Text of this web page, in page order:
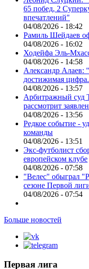
65 побед, 2
впечатлений"
04/08/2026 - 18:42
Рамиль Шейдаев
04/08/2026 - 16:02
Ходейфа Эль-
04/08/2026 - 14:58
Александр Алаев:
достижимая
04/08/2026 - 13:57
Арбитражный суд
рассмотрит
04/08/2026 - 13:56
Редкое событие -
команды
04/08/2026 - 13:51
Экс-футболист
европейском клубе
04/08/2026 - 07:58
"Велес" обыграл
сезоне Первой
04/08/2026 - 07:54
Больше новостей
Первая лига